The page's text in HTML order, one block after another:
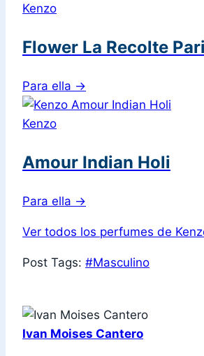
Kenzo
Flower La Recolte
Para ella →
Kenzo
Amour Indian Holi
Para ella →
Ver todos los perfumes de
Post Tags: #Masculino
Ivan Moises Cantero